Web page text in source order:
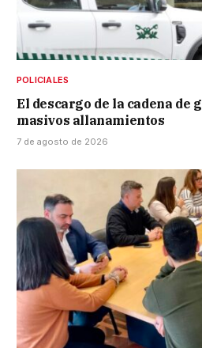
POLICIALES
El descargo de la cadena de
masivos allanamientos
7 de agosto de 2026